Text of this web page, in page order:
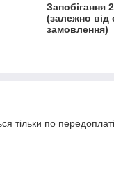
Запобігання
(залежно від
замовлення)
тільки по передоплаті.